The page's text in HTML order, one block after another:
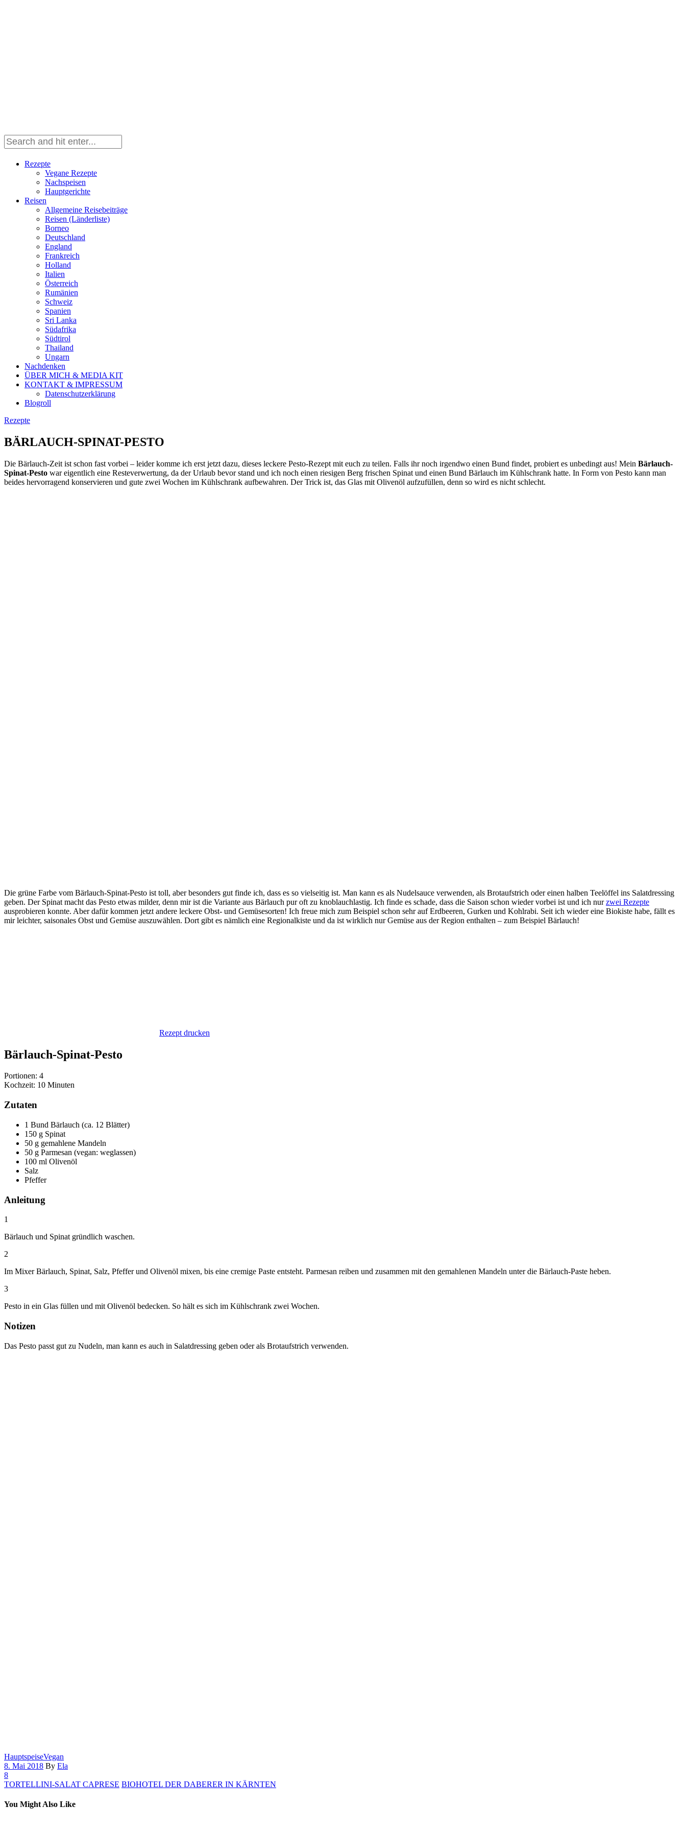
Rezepte
Vegane Rezepte
Nachspeisen
Hauptgerichte
Reisen
Allgemeine Reisebeiträge
Reisen (Länderliste)
Borneo
Deutschland
England
Frankreich
Holland
Italien
Österreich
Rumänien
Schweiz
Spanien
Sri Lanka
Südafrika
Südtirol
Thailand
Ungarn
Nachdenken
ÜBER MICH & MEDIA KIT
KONTAKT & IMPRESSUM
Datenschutzerklärung
Blogroll
Rezepte
BÄRLAUCH-SPINAT-PESTO
Die Bärlauch-Zeit ist schon fast vorbei – leider komme ich erst jetzt dazu, dieses leckere Pesto-Rezept mit euch zu teilen. Falls ihr noch irgendwo einen Bund findet, probiert es unbedingt aus! Mein Bärlauch-
Spinat-Pesto war eigentlich eine Resteverwertung, da der Urlaub bevor stand und ich noch einen riesigen Berg frischen Spinat und einen Bund Bärlauch im Kühlschrank hatte. In Form von Pesto kann man
beides hervorragend konservieren und gute zwei Wochen im Kühlschrank aufbewahren. Der Trick ist, das Glas mit Olivenöl aufzufüllen, denn so wird es nicht schlecht.
Die grüne Farbe vom Bärlauch-Spinat-Pesto ist toll, aber besonders gut finde ich, dass es so vielseitig ist. Man kann es als Nudelsauce verwenden, als Brotaufstrich oder einen halben Teelöffel ins Salatdressing
geben. Der Spinat macht das Pesto etwas milder, denn mir ist die Variante aus Bärlauch pur oft zu knoblauchlastig. Ich finde es schade, dass die Saison schon wieder vorbei ist und ich nurzwei Rezepte
ausprobieren konnte. Aber dafür kommen jetzt andere leckere Obst- und Gemüsesorten! Ich freue mich zum Beispiel schon sehr auf Erdbeeren, Gurken und Kohlrabi. Seit ich wieder eine Biokiste habe, fällt es
mir leichter, saisonales Obst und Gemüse auszuwählen. Dort gibt es nämlich eine Regionalkiste und da ist wirklich nur Gemüse aus der Region enthalten – zum Beispiel Bärlauch!
Rezept drucken
Bärlauch-Spinat-Pesto
Portionen: 4
Kochzeit: 10 Minuten
Zutaten
1 Bund Bärlauch (ca. 12 Blätter)
150 g Spinat
50 g gemahlene Mandeln
50 g Parmesan (vegan: weglassen)
100 ml Olivenöl
Salz
Pfeffer
Anleitung
1
Bärlauch und Spinat gründlich waschen.
2
Im Mixer Bärlauch, Spinat, Salz, Pfeffer und Olivenöl mixen, bis eine cremige Paste entsteht. Parmesan reiben und zusammen mit den gemahlenen Mandeln unter die Bärlauch-Paste heben.
3
Pesto in ein Glas füllen und mit Olivenöl bedecken. So hält es sich im Kühlschrank zwei Wochen.
Notizen
Das Pesto passt gut zu Nudeln, man kann es auch in Salatdressing geben oder als Brotaufstrich verwenden.
HauptspeiseVegan
8. Mai 2018 By Ela
8
TORTELLINI-SALAT CAPRESE BIOHOTEL DER DABERER IN KÄRNTEN
You Might Also Like